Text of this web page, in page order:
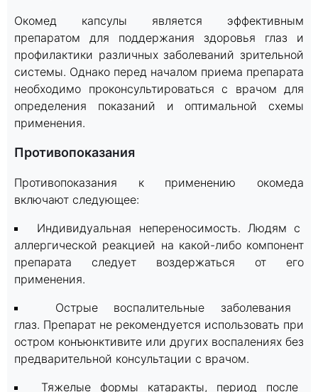
Окомед капсулы является эффективным
препаратом для поддержания здоровья глаз и
профилактики различных заболеваний зрительной
системы. Однако перед началом приема препарата
необходимо проконсультироваться с врачом для
определения показаний и оптимальной схемы
применения.
Противопоказания
Противопоказания к применению окомеда
включают следующее:
Индивидуальная непереносимость. Людям с
аллергической реакцией на какой-либо компонент
препарата следует воздержаться от его
применения.
Острые воспалительные заболевания
глаз. Препарат не рекомендуется использовать при
остром конъюнктивите или других воспалениях без
предварительной консультации с врачом.
Тяжелые формы катаракты, период после